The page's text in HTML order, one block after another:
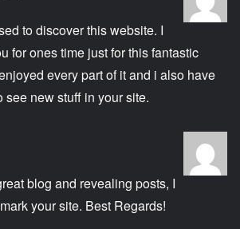
to discover this website. I
for ones time just for this fantastic
every part of it and i also have
see new stuff in your site.
blog and revealing posts, I
your site. Best Regards!